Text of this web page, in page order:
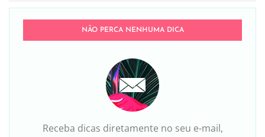
NÃO PERCA NENHUMA DICA
Receba dicas diretamente no seu e-mail,